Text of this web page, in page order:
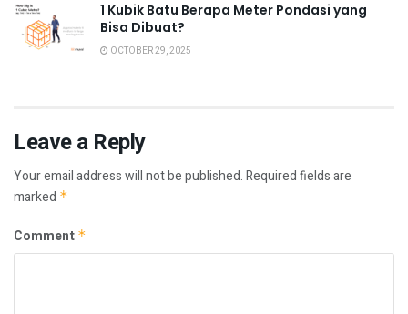
1 Kubik Batu Berapa Meter Pondasi yang
Bisa Dibuat?
OCTOBER 29, 2025
Leave a Reply
Your email address will not be published.Required fields are
marked *
Comment *